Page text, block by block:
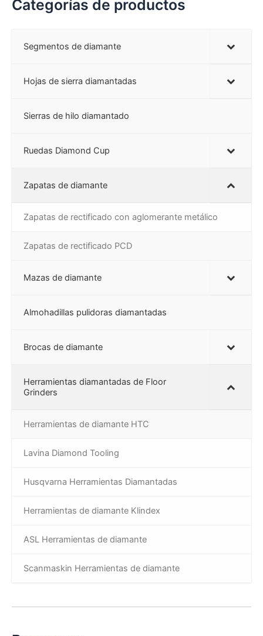
Categorías de productos
Segmentos de diamante
Hojas de sierra diamantadas
Sierras de hilo diamantado
Ruedas Diamond Cup
Zapatas de diamante
Zapatas de rectificado con aglomerante metálico
Zapatas de rectificado PCD
Mazas de diamante
Almohadillas pulidoras diamantadas
Brocas de diamante
Herramientas diamantadas de Floor
Grinders
Herramientas de diamante HTC
Lavina Diamond Tooling
Husqvarna Herramientas Diamantadas
Herramientas de diamante Klindex
ASL Herramientas de diamante
Scanmaskin Herramientas de diamante